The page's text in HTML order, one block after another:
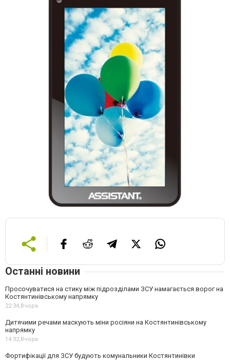
Останні новини
Просочуватися на стику між підрозділами ЗСУ намагається ворог на
Костянтинівському напрямку
22:34,Вчора
Дитячими речами маскують міни росіяни на Костянтинівському
напрямку
14:32,Вчора
Фортифікації для ЗСУ будують комунальники Костянтинівки